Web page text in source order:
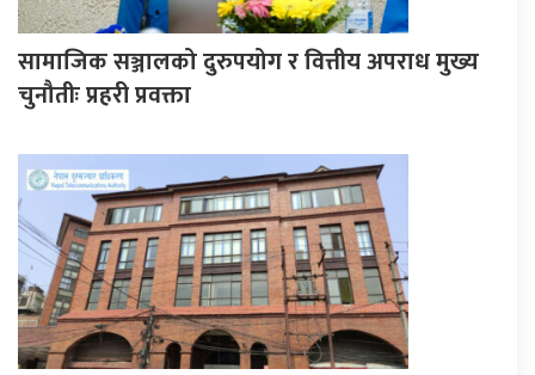
सामाजिक सञ्जालको दुरुपयोग र वित्तीय अपराध मुख्य
चुनौतीः प्रहरी प्रवक्ता